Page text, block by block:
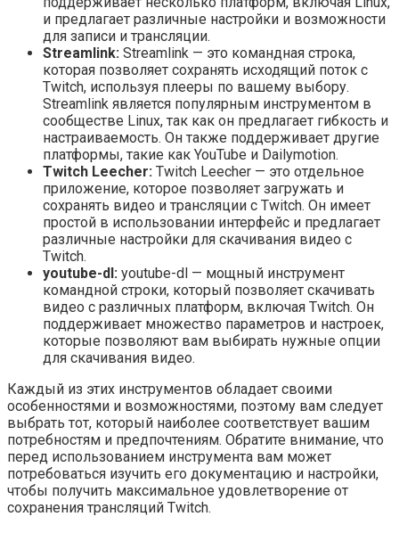
и предлагает различные настройки и возможности
для записи и трансляции.
Streamlink: Streamlink — это командная строка,
которая позволяет сохранять исходящий поток с
Twitch, используя плееры по вашему выбору.
Streamlink является популярным инструментом в
сообществе Linux, так как он предлагает гибкость и
настраиваемость. Он также поддерживает другие
платформы, такие как YouTube и Dailymotion.
Twitch Leecher: Twitch Leecher — это отдельное
приложение, которое позволяет загружать и
сохранять видео и трансляции с Twitch. Он имеет
простой в использовании интерфейс и предлагает
различные настройки для скачивания видео с
Twitch.
youtube-dl: youtube-dl — мощный инструмент
командной строки, который позволяет скачивать
видео с различных платформ, включая Twitch. Он
поддерживает множество параметров и настроек,
которые позволяют вам выбирать нужные опции
для скачивания видео.
Каждый из этих инструментов обладает своими
особенностями и возможностями, поэтому вам следует
выбрать тот, который наиболее соответствует вашим
потребностям и предпочтениям. Обратите внимание, что
перед использованием инструмента вам может
потребоваться изучить его документацию и настройки,
чтобы получить максимальное удовлетворение от
сохранения трансляций Twitch.